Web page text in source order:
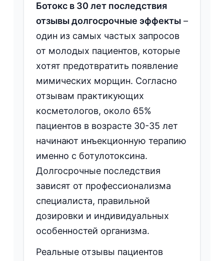
Ботокс в 30 лет последствия
отзывы долгосрочные эффекты–
один из самых частых запросов
от молодых пациентов, которые
хотят предотвратить появление
мимических морщин. Согласно
отзывам практикующих
косметологов, около 65%
пациентов в возрасте 30-35 лет
начинают инъекционную терапию
именно с ботулотоксина.
Долгосрочные последствия
зависят от профессионализма
специалиста, правильной
дозировки и индивидуальных
особенностей организма.
Реальные отзывы пациентов